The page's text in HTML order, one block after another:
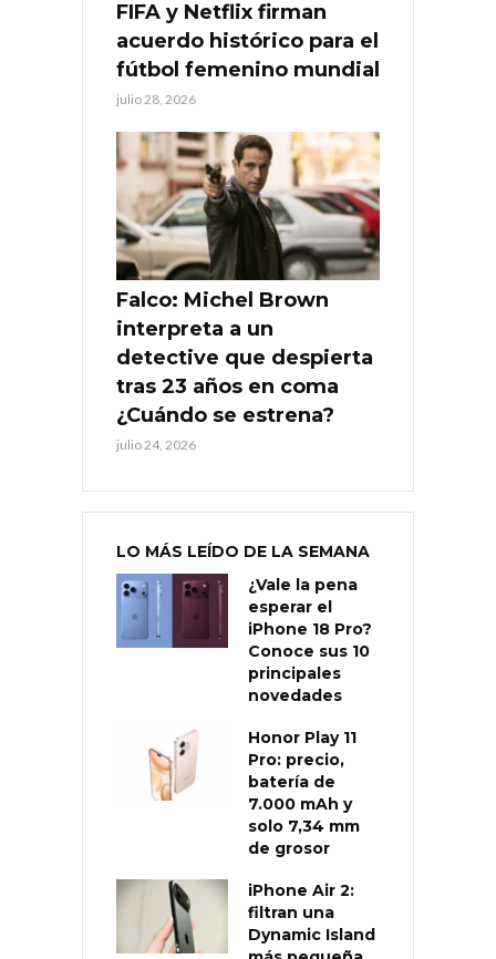
FIFA y Netflix firman
acuerdo histórico para el
fútbol femenino mundial
julio 28, 2026
Falco: Michel Brown
interpreta a un
detective que despierta
tras 23 años en coma
¿Cuándo se estrena?
julio 24, 2026
LO MÁS LEÍDO DE LA SEMANA
¿Vale la pena
esperar el
iPhone 18 Pro?
Conoce sus 10
principales
novedades
Honor Play 11
Pro: precio,
batería de
7.000 mAh y
solo 7,34 mm
de grosor
iPhone Air 2:
filtran una
Dynamic Island